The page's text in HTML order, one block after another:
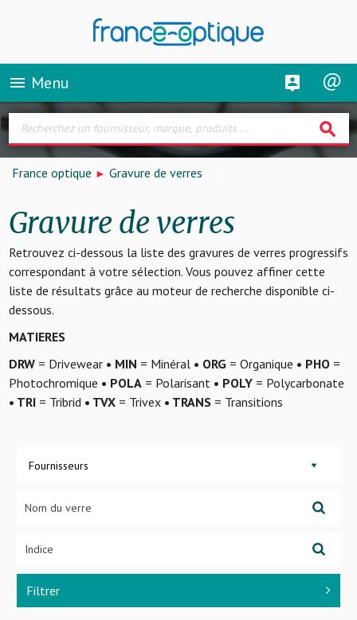
menu Menu
search
France optique Gravure de verres
Gravure de verres
Retrouvez ci-dessous la liste des gravures de verres progressifs
correspondant à votre sélection. Vous pouvez affiner cette
liste de résultats grâce au moteur de recherche disponible ci-
dessous.
MATIERES
DRW= Drivewear • MIN = Minéral • ORG= Organique • PHO=
Photochromique • POLA= Polarisant • POLY= Polycarbonate
• TRI= Tribrid • TVX= Trivex • TRANS= Transitions
Fournisseurs
Filtrer